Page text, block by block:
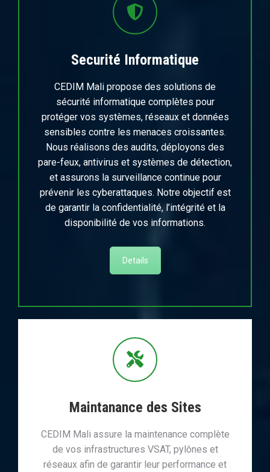
Securité Informatique
CEDIM Mali propose des solutions de
sécurité informatique complètes pour
protéger vos systèmes, réseaux et données
sensibles contre les menaces croissantes.
Nous réalisons des audits, déployons des
pare-feux, antivirus et systèmes de détection,
et assurons la surveillance continue pour
prévenir les cyberattaques. Notre objectif est
de garantir la confidentialité, l’intégrité et la
disponibilité de vos informations.
Details
Maintanance des Sites
CEDIM Mali assure la maintenance complète
de vos infrastructures VSAT, pylônes et
réseaux afin de garantir leur performance et